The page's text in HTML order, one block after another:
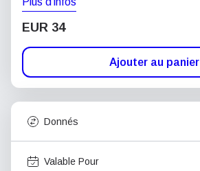
EUR 34
Ajouter au panier
Donnés
Valable Pour